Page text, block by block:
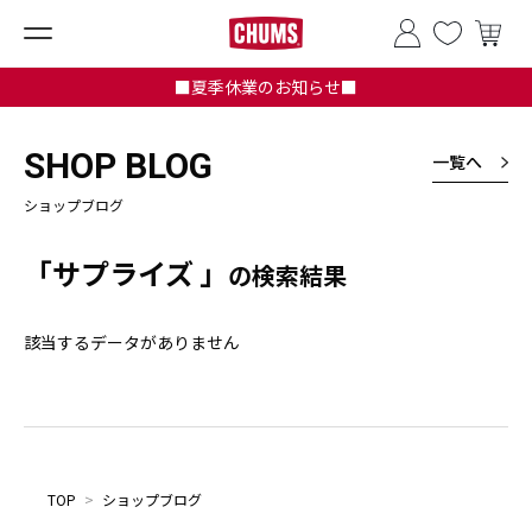
■夏季休業のお知らせ■
SHOP BLOG
ショップブログ
一覧へ
「サプライズ 」 の検索結果
該当するデータがありません
TOP > ショップブログ